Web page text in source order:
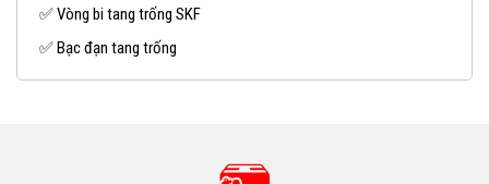
✅ Vòng bi tang trống SKF
✅ Bạc đạn tang trống